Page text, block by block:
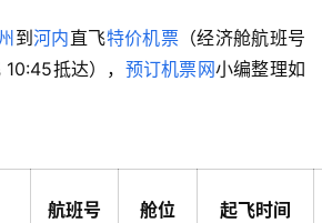
到河内直飞特价机票（经济舱航班号
抵达）， 预订机票网小编整理如
航班号 舱位 起飞时间